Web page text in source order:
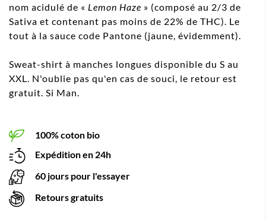
nom acidulé de « Lemon Haze » (composé au 2/3 de
Sativa et contenant pas moins de 22% de THC). Le
tout à la sauce code Pantone (jaune, évidemment).
Sweat-shirt à manches longues disponible du S au
XXL. N'oublie pas qu'en cas de souci, le retour est
gratuit. Si Man.
100% coton bio
Expédition en 24h
60 jours pour l'essayer
Retours gratuits